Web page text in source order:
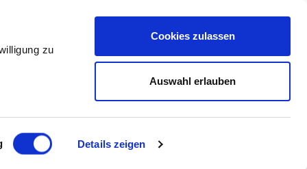
zu
Details zeigen
Cookies zulassen
Auswahl erlauben